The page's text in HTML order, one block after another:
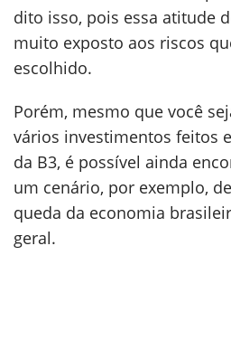
dito isso, pois essa atitude
muito exposto aos riscos
escolhido.
Porém, mesmo que você
vários investimentos feitos
da B3, é possível ainda
um cenário, por exemplo,
queda da economia
geral.